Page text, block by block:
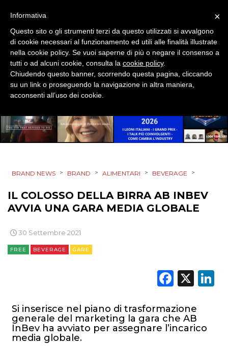
CSR
STRATEGIE
CINEMA
DIGITALE
EDITORIA
TV
RICERCHE
PREVISIONI/SCENARI
BRAND NEWS > BRAND > ALIMENTARI > BEVERAGE >
IL COLOSSO DELLA BIRRA AB INBEV
AVVIA UNA GARA MEDIA GLOBALE
30 Settembre 2021
FREE BEVERAGE GARE
X
Si inserisce nel piano di trasformazione
generale del marketing la gara che AB
InBev ha avviato per assegnare l’incarico
media globale.
×
Informativa
Questo sito o gli strumenti terzi da questo utilizzati si avvalgono
di cookie necessari al funzionamento ed utili alle finalità illustrate
nella cookie policy. Se vuoi saperne di più o negare il consenso a
tutti o ad alcuni cookie, consulta la cookie policy.
Chiudendo questo banner, scorrendo questa pagina, cliccando
su un link o proseguendo la navigazione in altra maniera,
acconsenti all’uso dei cookie.